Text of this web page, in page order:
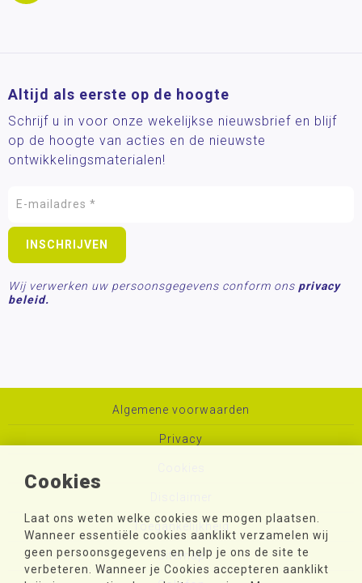
Cookies
Laat ons weten welke cookies we mogen plaatsen.
Wanneer essentiële cookies aanklikt verzamelen wij
geen persoonsgegevens en help je ons de site te
verbeteren. Wanneer je Cookies accepteren aanklikt
Altijd als eerste op de hoogte
Schrijf u in voor onze wekelijkse nieuwsbrief en blijf
op de hoogte van acties en de nieuwste
ontwikkelingsmaterialen!
Wij verwerken uw persoonsgegevens conform ons privacy
beleid.
Algemene voorwaarden
Privacy
Toegankelijkheid
Sitemap